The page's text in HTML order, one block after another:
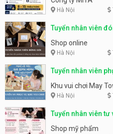
Hà Nội
Tuyển nhân viên
Shop online
Hà Nội
Tuyển nhân viên
động
Khu vui chơi May
Hà Nội
Tuyển nhân viên
Shop mỹ phẩm